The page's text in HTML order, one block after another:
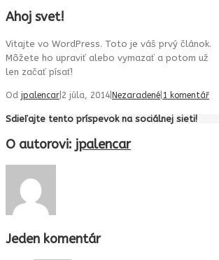
Ahoj svet!
Vitajte vo WordPress. Toto je váš prvý článok.
Môžete ho upraviť alebo vymazať a potom už
len začať písať!
Od jpalencar 2 júla, 2014 Nezaradené 1 komentář
Sdieľajte tento príspevok na sociálnej sieti!
O autorovi: jpalencar
Jeden komentár